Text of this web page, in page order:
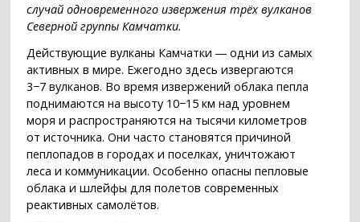
случай одновременного извержения трёх вулканов
Северной группы Камчатки.
Действующие вулканы Камчатки ― одни из самых
активных в мире. Ежегодно здесь извергаются
3−7 вулканов. Во время извержений облака пепла
поднимаются на высоту 10−15 км над уровнем
моря и распространяются на тысячи километров
от источника. Они часто становятся причиной
пеплопадов в городах и поселках, уничтожают
леса и коммуникации. Особенно опасны пепловые
облака и шлейфы для полетов современных
реактивных самолётов.